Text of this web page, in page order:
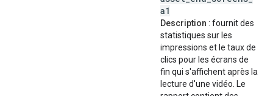
a1
Description : fournit des
statistiques sur les
impressions et le taux de
clics pour les écrans de
fin qui s'affichent après la
lecture d'une vidéo. Le